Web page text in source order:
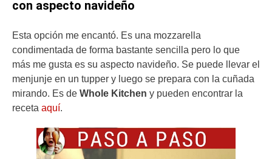
con aspecto navideño
Esta opción me encantó. Es una mozzarella
condimentada de forma bastante sencilla pero lo que
más me gusta es su aspecto navideño. Se puede llevar el
menjunje en un tupper y luego se prepara con la cuñada
mirando. Es de Whole Kitchen y pueden encontrar la
receta aquí.